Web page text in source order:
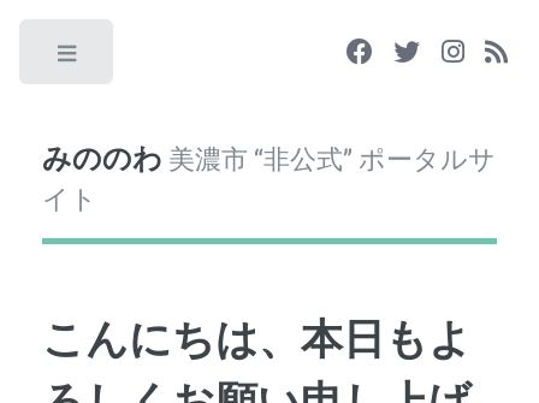
みののわ 美濃市 “非公式” ポータルサ
イト
こんにちは、本日もよ
Toggle